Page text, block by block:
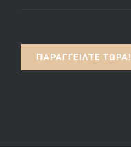
ΠΑΡΑΓΓΕΙΛΤΕ ΤΩΡΑ!